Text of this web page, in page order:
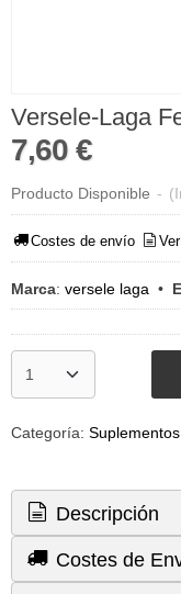
Versele-Laga
7,60 €
Producto Disponible -
Costes de envío
Marca: versele laga •
Categoría:
Descripción
Costes de